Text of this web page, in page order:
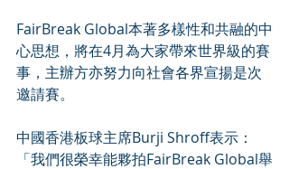
FairBreak Global本著多樣性和共融的中
心思想，將在4月為大家帶來世界級的賽
事，主辦方亦努力向社會各界宣揚是次
邀請賽。
中國香港板球主席Burji Shroff表示：
「我們很榮幸能夥拍FairBreak Global舉